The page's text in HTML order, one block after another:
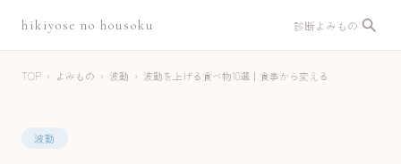
hikiyose no housoku 診断よみもの
TOP › よみもの › 波動 › 波動を上げる食べ物10選｜食事から変える
波動